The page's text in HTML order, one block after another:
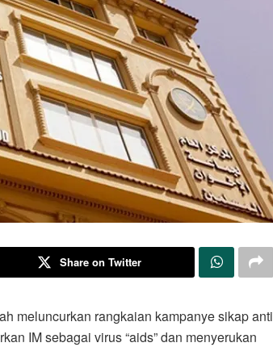
Share on Twitter
meluncurkan rangkaian kampanye sikap anti
IM sebagai virus “aids” dan menyerukan